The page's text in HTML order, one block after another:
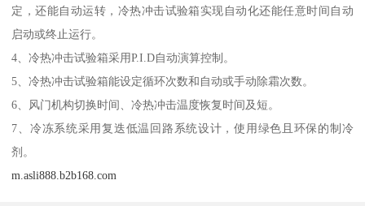
定，还能自动运转，冷热冲击试验箱实现自动化还能任意时间自动
启动或终止运行。
4、冷热冲击试验箱采用P.I.D自动演算控制。
5、冷热冲击试验箱能设定循环次数和自动或手动除霜次数。
6、风门机构切换时间、冷热冲击温度恢复时间及短。
7、冷冻系统采用复迭低温回路系统设计，使用绿色且环保的制冷
剂。
m.asli888.b2b168.com